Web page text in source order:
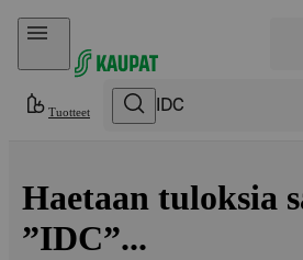
Hyppää sisältöön
Tuotteet
Haetaan tuloksia
”IDC”...